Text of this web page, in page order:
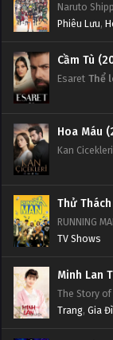
Naruto
Phiêu Lưu,
Cầm Tù
Esaret Thể
Hoa Máu
Kan Cicekleri
Thử
RUNNING
TV Shows
Minh Lan
The Story of
Trang, Gia